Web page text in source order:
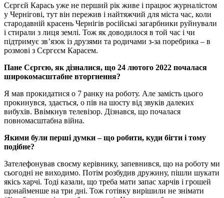
Сєргєй Карась уже не перший рік живе і працює журналістом
у Чернігові, тут він пережив і найтяжчий для міста час, коли
стародавній красень Чернігів російські загарбники руйнували
і стирали з лиця землі. Тож як доводилося в той час і чи
підтримує зв’язок із друзями та родичами з-за поребрика – в
розмові з Сєргєєм Карасем.
Пане Сєргєю, як дізналися, що 24 лютого 2022 почалася
широкомасштабне вторгнення?
Я мав прокидатися о 7 ранку на роботу. Але замість цього
прокинувся, здається, о пів на шосту від звуків далеких
вибухів. Ввімкнув телевізор. Дізнався, що почалася
повномасштабна війна.
Якими були перші думки – що робити, куди бігти і тому
подібне?
Зателефонував своєму керівнику, запевнився, що на роботу ми
сьогодні не виходимо. Потім розбудив дружину, пішли шукати
якісь харчі. Тоді казали, що треба мати запас харчів і грошей
щонайменше на три дні. Тож готівку вирішили не знімати